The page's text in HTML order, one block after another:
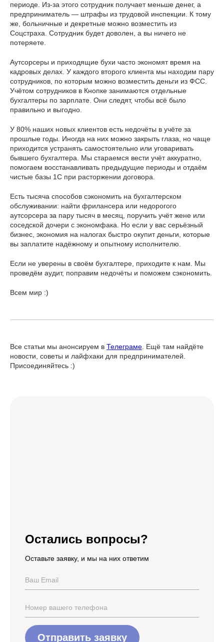
периоде. Из-за этого сотрудник получает меньше денег, а
предприниматель — штрафы из трудовой инспекции. К тому
же, больничные и декретные можно возместить из
Соцстраха. Сотрудник будет доволен, а вы ничего не
потеряете.
Аутсорсеры и приходящие бухи часто экономят время на
кадровых делах. У каждого второго клиента мы находим пару
сотрудников, по которым можно возместить деньги из ФСС.
Учётом сотрудников в Кнопке занимаются отдельные
бухгалтеры по зарплате. Они следят, чтобы всё было
правильно и выгодно.
У 80% наших новых клиентов есть недочёты в учёте за
прошлые годы. Иногда на них можно закрыть глаза, но чаще
приходится устранять самостоятельно или уговаривать
бывшего бухгалтера. Мы стараемся вести учёт аккуратно,
помогаем восстанавливать предыдущие периоды и отдаём
чистые базы 1С при расторжении договора.
Есть тысяча способов сэкономить на бухгалтерском
обслуживании: найти фрилансера или недорогого
аутсорсера за пару тысяч в месяц, поручить учёт жене или
соседской дочери с экономфака. Но если у вас серьёзный
бизнес, экономия на налогах быстро окупит деньги, которые
вы заплатите надёжному и опытному исполнителю.
Если не уверены в своём бухгалтере, приходите к нам. Мы
проведём аудит, поправим недочёты и поможем сэкономить.
Всем мир :)
Все статьи мы анонсируем в Телеграме. Ещё там найдёте
новости, советы и лайфхаки для предпринимателей.
Присоединяйтесь :)
Остались вопросы?
Оставьте заявку, и мы на них ответим
Отправить заявку